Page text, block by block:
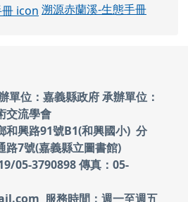
溯源赤蘭溪-生態手冊
單位：嘉義縣政府承辦單位：
交流學會
和興路91號B1(和興國小) 分
路7號(嘉義縣立圖書館)
05-3790898 傳真：05-
服務時間：週一至週五